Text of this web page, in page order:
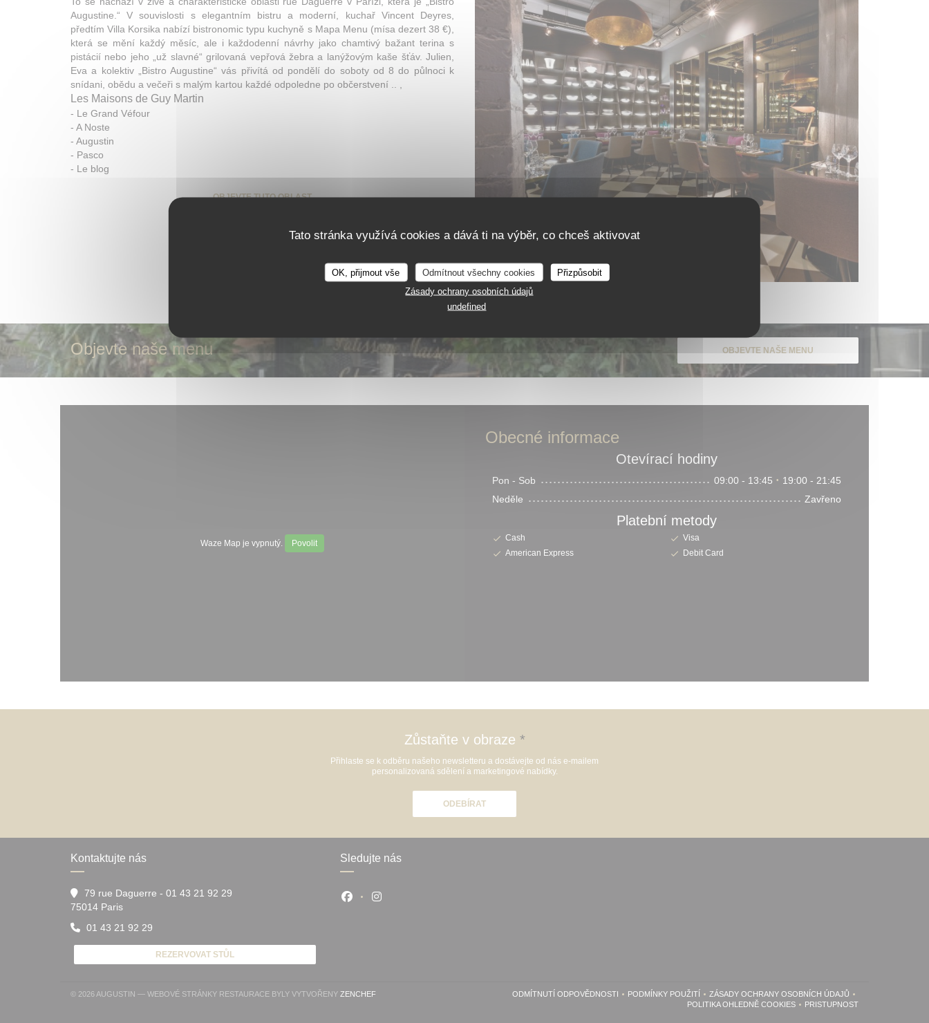
Tato stránka využívá cookies a dává ti na výběr, co chceš aktivovat
OK, přijmout vše Odmítnout všechny cookies
Přizpůsobit
Zásady ochrany osobních údajů
undefined
Augustine.“ V souvislosti s elegantním bistru a moderní, kuchař Vincent Deyres,
předtím Villa Korsika nabízí bistronomic typu kuchyně s Mapa Menu (mísa dezert 38 €),
která se mění každý měsíc, ale i každodenní návrhy jako chamtivý bažant terina s
pistácií nebo jeho „už slavné“ grilovaná vepřová žebra a lanýžovým kaše šťáv. Julien,
Eva a kolektiv „Bistro Augustine“ vás přivítá od pondělí do soboty od 8 do půlnoci k
snídani, obědu a večeři s malým kartou každé odpoledne po občerstvení .. ,
Les Maisons de Guy Martin
- Le Grand Véfour
- A Noste
- Augustin
- Pasco
- Le blog
OBJEVTE TUTO OBLAST
Objevte naše menu OBJEVTE NAŠE MENU
Waze Map je vypnutý. Povolit
Obecné informace
Otevírací hodiny
Pon - Sob 09:00 - 13:45 •
19:00 - 21:45
Neděle
Zavřeno
Platební metody
Cash
Visa
American Express
Debit Card
Zůstaňte v obraze *
Přihlaste se k odběru našeho newsletteru a dostávejte od nás e-mailem
personalizovaná sdělení a marketingové nabídky.
ODEBÍRAT
Kontaktujte nás
79 rue Daguerre - 01 43 21 92 29
75014 Paris((otevře se v novém okně))
01 43 21 92 29
REZERVOVAT STŮL
Sledujte nás
Facebook ((otevře se v novém okně))
Instagram ((otevře se v novém okně))
© 2026 AUGUSTIN — WEBOVÉ STRÁNKY RESTAURACE BYLY VYTVOŘENY ZENCHEF((OTEVŘE SE V NOVÉM OKNĚ)) ODMÍTNUTÍ ODPOVĚDNOSTI((OTEVŘE SE V NOVÉM OKNĚ))
PODMÍNKY POUŽITÍ((OTEVŘE SE V NOVÉM OKNĚ))
ZÁSADY OCHRANY OSOBNÍCH ÚDAJŮ
((OTEVŘE SE V NOVÉM OKNĚ))
POLITIKA OHLEDNĚ COOKIES((OTEVŘE SE V NOVÉM OKNĚ))
PRISTUPNOST
((OTEVŘE SE V NOVÉM